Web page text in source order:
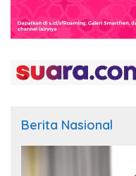
Berita Nasional